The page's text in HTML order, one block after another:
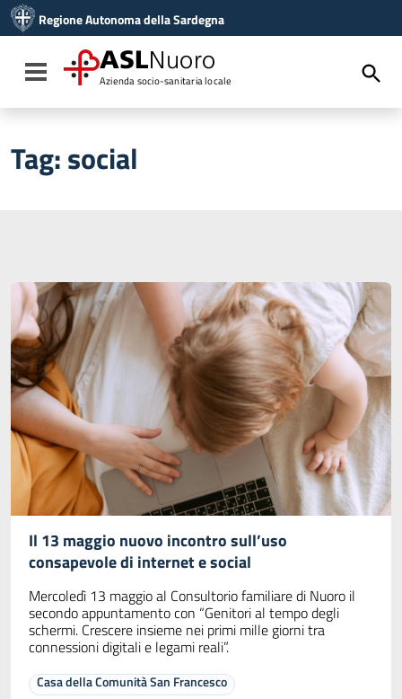
Vai al menu di navigazione
Vai al footer
Regione Autonoma della Sardegna
Toggle navigation
ASLNuoro
Azienda socio-sanitaria locale
Tag:social
Il 13 maggio nuovo incontro sull’uso
consapevole di internet e social
Mercoledì 13 maggio al Consultorio familiare di Nuoro il
secondo appuntamento con “Genitori al tempo degli
schermi. Crescere insieme nei primi mille giorni tra
connessioni digitali e legami reali”.
Casa della Comunità San Francesco